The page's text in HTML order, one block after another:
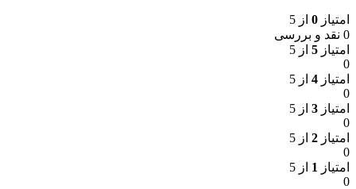
امتیاز 0 از 5
0 نقد و بررسی
امتیاز 5 از 5
0
امتیاز 4 از 5
0
امتیاز 3 از 5
0
امتیاز 2 از 5
0
امتیاز 1 از 5
0